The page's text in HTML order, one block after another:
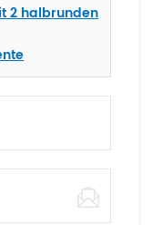
2 halbrunden